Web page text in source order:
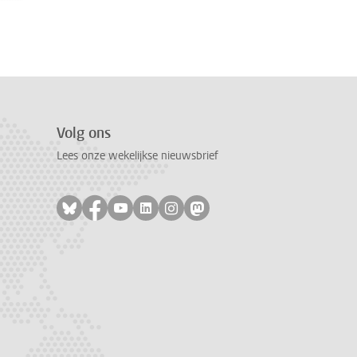
Volg ons
Lees onze wekelijkse nieuwsbrief
Volg ons op bluesky
Volg ons op facebook
Volg ons op youtube
Volg ons op linkedin
Volg ons op instagram
Volg ons op mastodon